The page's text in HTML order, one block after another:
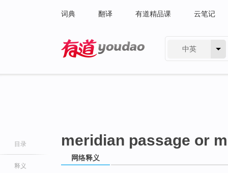
词典 翻译 有道精品课 云笔记
中英
目录
释义
meridian passage or
网络释义